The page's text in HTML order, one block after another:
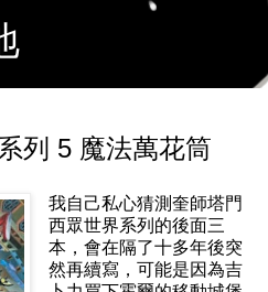
列 5 魔法萬花筒
我自己私心猜測奎師塔門
西眾世界系列的後面三
本，會在隔了十多年後突
然再續寫，可能是因為吉